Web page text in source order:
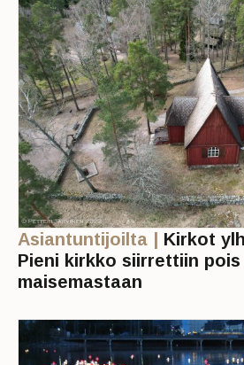
Asiantuntijoilta | Kirkot
Pieni kirkko siirrettiin
maisemastaan